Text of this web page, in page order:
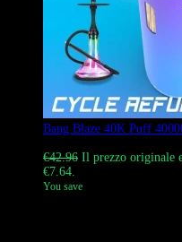
Bang Blaze 40K Puff
€42.96 Il prezzo originale
€7.64.
You save